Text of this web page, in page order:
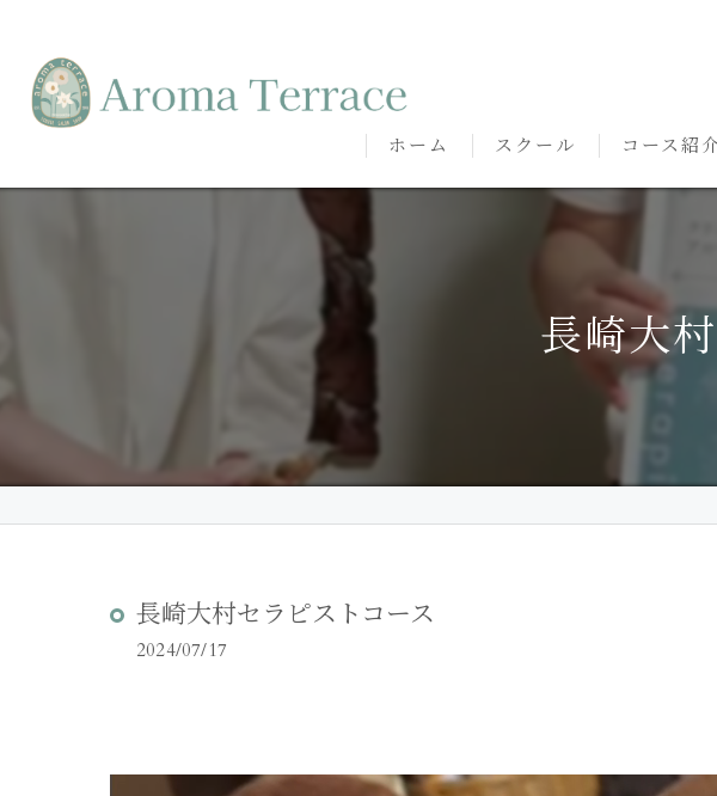
ホーム スクール
熊本本校の特徴
熊本みゆき校の特徴
代表挨拶
コース紹
アロマ・
アロマ・
クリニ
長崎大
長崎大村セラピストコース
2024/07/17